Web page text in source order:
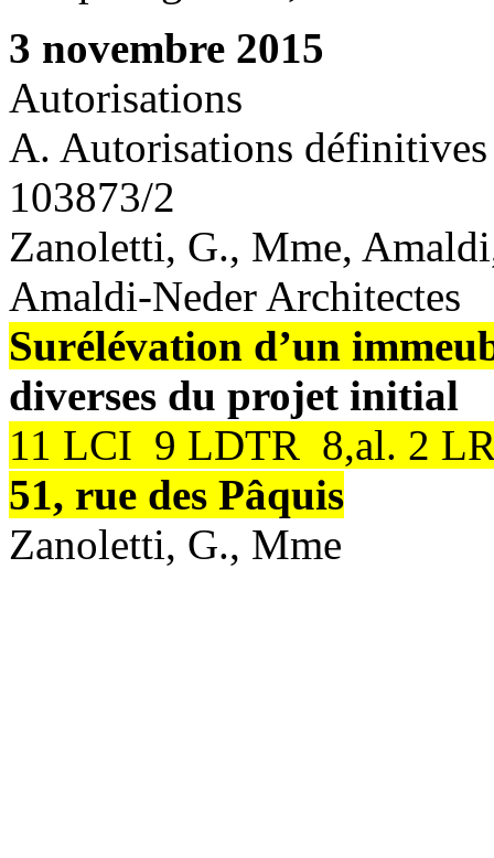
3 novembre 2015
Autorisations
A. Autorisations définitives
103873/2
Zanoletti, G., Mme,
Amaldi-Neder Architectes
Surélévation d’un
diverses du projet initial
11 LCI 9 LDTR 8,al. 2
51, rue des Pâquis
Zanoletti, G., Mme